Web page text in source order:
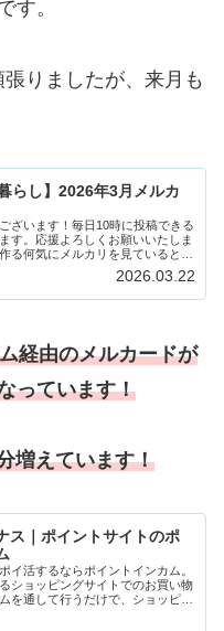
す。
りましたが、来月も
らし】2026年3月メルカ
ざいます！毎日10時に投稿できる
す。応援よろしくお願いいたしま
る何気にメルカリを見ていると、
した！それと同時に、前から気に
ード』メルカードを作ると入会...
2026.03.22
経由のメルカードが
っています！
増えています！
ス｜ポイントサイトのポ
イ活するならポイントインカム。
ショッピングサイトでのお買い物
を通して行うだけで、ショッピン